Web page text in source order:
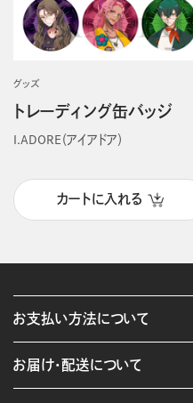
グッズ
トレーディング缶バッジ
I.ADORE（アイアドア）
カートに入れる
お支払い方法について
お届け・配送について